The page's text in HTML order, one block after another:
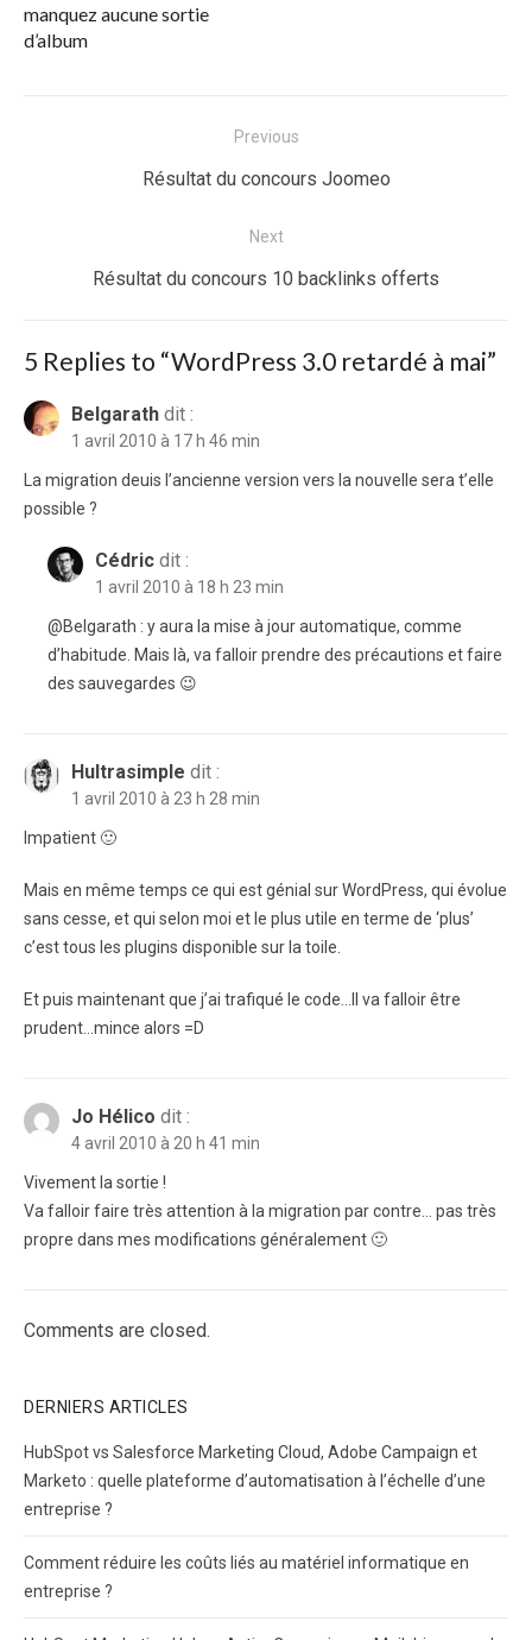
manquez aucune sortie
d’album
Previous
Previous
Résultat du concours Joomeo
Next
Next
Résultat du concours 10 backlinks offerts
5 Replies to “WordPress 3.0 retardé à mai”
Belgarath dit :
1 avril 2010 à 17 h 46 min
La migration deuis l’ancienne version vers la nouvelle sera t’elle
possible ?
Cédric dit :
1 avril 2010 à 18 h 23 min
@Belgarath : y aura la mise à jour automatique, comme
d’habitude. Mais là, va falloir prendre des précautions et faire
des sauvegardes 😉
Hultrasimple dit :
1 avril 2010 à 23 h 28 min
Impatient 🙂
Mais en même temps ce qui est génial sur WordPress, qui évolue
sans cesse, et qui selon moi et le plus utile en terme de ‘plus’
c’est tous les plugins disponible sur la toile.
Et puis maintenant que j’ai trafiqué le code…Il va falloir être
prudent…mince alors =D
Jo Hélico dit :
4 avril 2010 à 20 h 41 min
Vivement la sortie !
Va falloir faire très attention à la migration par contre… pas très
propre dans mes modifications généralement 🙂
Comments are closed.
DERNIERS ARTICLES
HubSpot vs Salesforce Marketing Cloud, Adobe Campaign et
Marketo : quelle plateforme d’automatisation à l’échelle d’une
entreprise ?
Comment réduire les coûts liés au matériel informatique en
entreprise ?